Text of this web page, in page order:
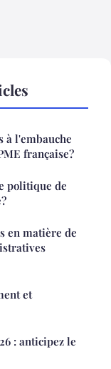
à l'embauche
française?
politique de
en matière de
et
: anticipez le